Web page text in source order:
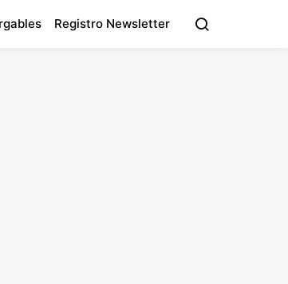
Registro Newsletter